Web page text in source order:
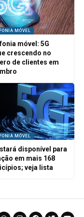
MÓVEL
móvel: 5G
crescendo no
de clientes em
MÓVEL
disponível para
em mais 168
veja lista